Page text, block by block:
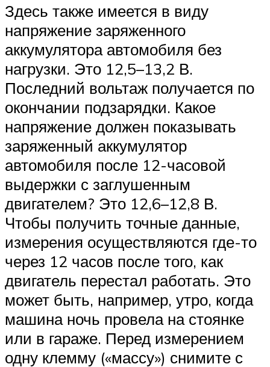
Здесь также имеется в виду
напряжение заряженного
аккумулятора автомобиля без
нагрузки. Это 12,5–13,2 В.
Последний вольтаж получается по
окончании подзарядки. Какое
напряжение должен показывать
заряженный аккумулятор
автомобиля после 12-часовой
выдержки с заглушенным
двигателем? Это 12,6–12,8 В.
Чтобы получить точные данные,
измерения осуществляются где-то
через 12 часов после того, как
двигатель перестал работать. Это
может быть, например, утро, когда
машина ночь провела на стоянке
или в гараже. Перед измерением
одну клемму («массу») снимите с